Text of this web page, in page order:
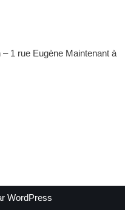
1 rue Eugène Maintenant à
WordPress